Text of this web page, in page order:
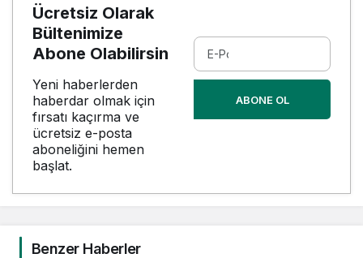
Ücretsiz Olarak
Bültenimize
Abone Olabilirsin
Yeni haberlerden
haberdar olmak için
fırsatı kaçırma ve
ücretsiz e-posta
aboneliğini hemen
başlat.
ABONE OL
Benzer Haberler